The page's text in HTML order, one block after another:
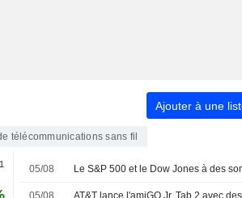
Ajouter à une
télécommunications sans fil
05/08
05/08